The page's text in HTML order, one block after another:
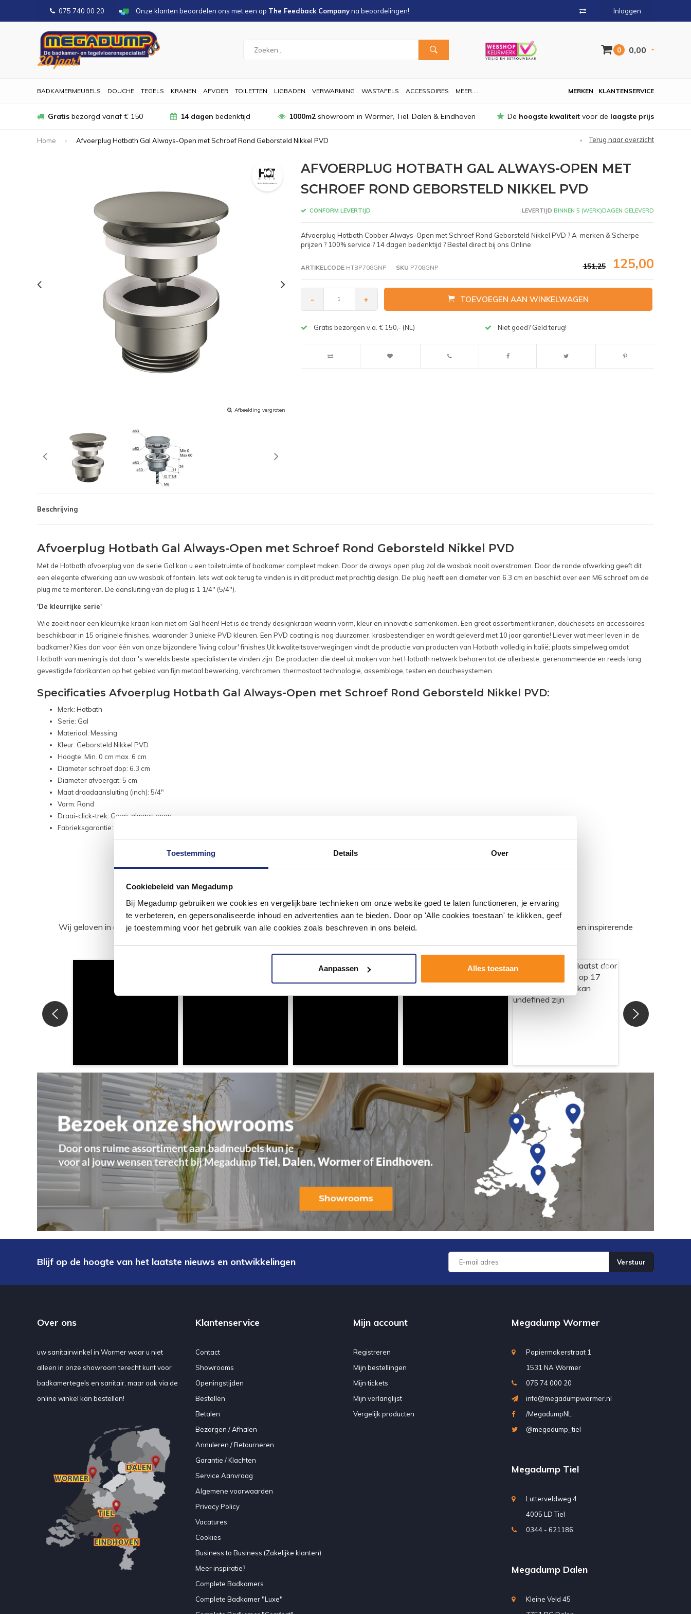
Toestemming Details Over
Cookiebeleid van Megadump
Bij Megadump gebruiken we cookies en vergelijkbare technieken om onze website goed te laten functioneren, je ervaring
te verbeteren, en gepersonaliseerde inhoud en advertenties aan te bieden. Door op 'Alle cookies toestaan' te klikken, geef
je toestemming voor het gebruik van alle cookies zoals beschreven in ons beleid.
Aanpassen Alles toestaan
075 740 00 20 Onze klanten beoordelen ons met een op The Feedback Companyna beoordelingen! Inloggen
0 0,00
BADKAMERMEUBELS DOUCHE TEGELS KRANEN AFVOER TOILETTEN LIGBADEN VERWARMING WASTAFELS ACCESSOIRES MEER.... KLANTENSERVICE
MERKEN
Gratis bezorgd vanaf € 150 14 dagen bedenktijd 1000m2showroom in Wormer, Tiel, Dalen & Eindhoven De hoogste kwaliteit voor de laagste prijs
Home Afvoerplug Hotbath Gal Always-Open met Schroef Rond Geborsteld Nikkel PVD Terug naar overzicht
Afbeelding vergroten
AFVOERPLUG HOTBATH GAL ALWAYS-OPEN MET
SCHROEF ROND GEBORSTELD NIKKEL PVD
CONFORM LEVERTIJD LEVERTIJD BINNEN 5 (WERK)DAGEN GELEVERD
Afvoerplug Hotbath Cobber Always-Open met Schroef Rond Geborsteld Nikkel PVD ? A-merken & Scherpe
prijzen ? 100% service ? 14 dagen bedenktijd ? Bestel direct bij ons Online
ARTIKELCODEHTBP708GNP SKU P708GNP 151,25 125,00
- + TOEVOEGEN AAN WINKELWAGEN
Gratis bezorgen v.a. € 150,- (NL) Niet goed? Geld terug!
Beschrijving
Afvoerplug Hotbath Gal Always-Open met Schroef Rond Geborsteld Nikkel PVD
Met de Hotbath afvoerplug van de serie Gal kan u een toiletruimte of badkamer compleet maken. Door de always open plug zal de wasbak nooit overstromen. Door de ronde afwerking geeft dit
een elegante afwerking aan uw wasbak of fontein. Iets wat ook terug te vinden is in dit product met prachtig design. De plug heeft een diameter van 6.3 cm en beschikt over een M6 schroef om de
plug me te monteren. De aansluiting van de plug is 1 1/4'' (5/4'').
'De kleurrijke serie'
Wie zoekt naar een kleurrijke kraan kan niet om Gal heen! Het is de trendy designkraan waarin vorm, kleur en innovatie samenkomen. Een groot assortiment kranen, douchesets en accessoires
beschikbaar in 15 originele finishes, waaronder 3 unieke PVD kleuren. Een PVD coating is nog duurzamer, krasbestendiger en wordt geleverd met 10 jaar garantie! Liever wat meer leven in de
badkamer? Kies dan voor één van onze bijzondere 'living colour' finishes.Uit kwaliteitsoverwegingen vindt de productie van producten van Hotbath volledig in Italië; plaats simpelweg omdat
Hotbath van mening is dat daar 's werelds beste specialisten te vinden zijn. De producten die deel uit maken van het Hotbath netwerk behoren tot de allerbeste, gerenommeerde en reeds lang
gevestigde fabrikanten op het gebied van fijn metaal bewerking, verchromen, thermostaat technologie, assemblage, testen en douchesystemen.
Specificaties Afvoerplug Hotbath Gal Always-Open met Schroef Rond Geborsteld Nikkel PVD:
Merk: Hotbath
Serie: Gal
Materiaal: Messing
Kleur: Geborsteld Nikkel PVD
Hoogte: Min. 0 cm max. 6 cm
Diameter schroef dop: 6.3 cm
Diameter afvoergat: 5 cm
Maat draadaansluiting (inch): 5/4"
Vorm: Rond
Draai-click-trek: Geen, always open
Fabrieksgarantie: 10 jaar
#mijndroombadkamer
Wij geloven in de kracht van delen. Deel jouw badkamer op Instagram met #mijndroombadkamer en tag @megadumpnl. Samen bouwen we een inspirerende
Blijf op de hoogte van het laatste nieuws en ontwikkelingen Verstuur
Over ons
uw sanitairwinkel in Wormer waar u niet
alleen in onze showroom terecht kunt voor
badkamertegels en sanitair, maar ook via de
online winkel kan bestellen!
Klantenservice
Contact
Showrooms
Openingstijden
Bestellen
Betalen
Bezorgen / Afhalen
Annuleren / Retourneren
Garantie / Klachten
Service Aanvraag
Algemene voorwaarden
Privacy Policy
Vacatures
Cookies
Business to Business (Zakelijke klanten)
Meer inspiratie?
Complete Badkamers
Complete Badkamer "Luxe"
Mijn account
Registreren
Mijn bestellingen
Mijn tickets
Mijn verlanglijst
Vergelijk producten
Megadump Wormer
Papiermakerstraat 1
1531 NA Wormer
075 74 000 20
info@megadumpwormer.nl
/MegadumpNL
@megadump_tiel
Megadump Tiel
Lutterveldweg 4
4005 LD Tiel
0344 - 621186
Megadump Dalen
Kleine Veld 45